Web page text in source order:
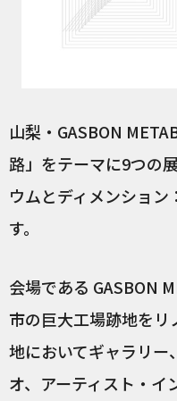
山梨・GASBON
路」をテーマに9つの
ウムとディメンショ
す。
会場である GASBON
市の巨大工場跡地を
地においてギャラリー
オ、アーティスト・イ